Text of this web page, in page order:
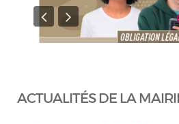
ACTUALITÉS DE LA